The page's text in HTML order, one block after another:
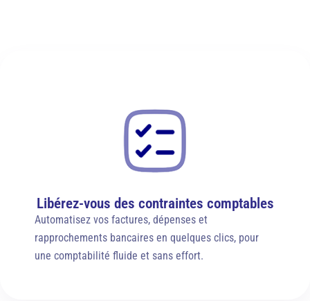
Libérez-vous des contraintes comptables
Automatisez vos factures, dépenses et
rapprochements bancaires en quelques clics, pour
une comptabilité fluide et sans effort.